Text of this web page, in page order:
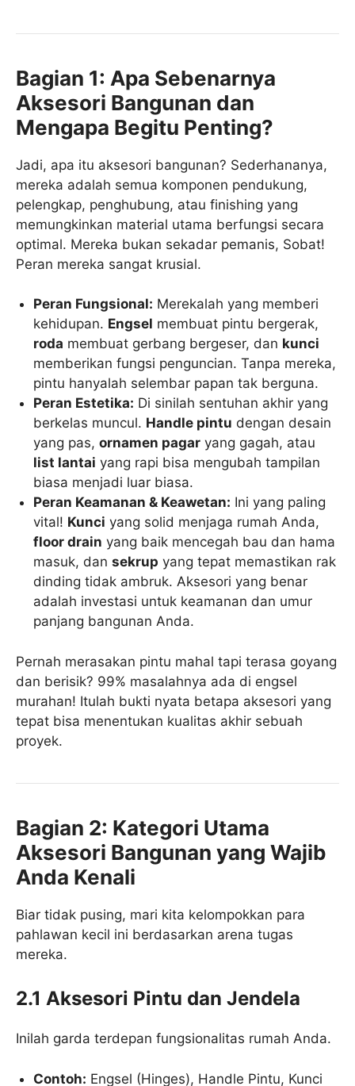
Bagian 1: Apa Sebenarnya
Aksesori Bangunan dan
Mengapa Begitu Penting?
Jadi, apa itu aksesori bangunan? Sederhananya,
mereka adalah semua komponen pendukung,
pelengkap, penghubung, atau finishing yang
memungkinkan material utama berfungsi secara
optimal. Mereka bukan sekadar pemanis, Sobat!
Peran mereka sangat krusial.
Peran Fungsional: Merekalah yang memberi
kehidupan. Engsel membuat pintu bergerak,
roda membuat gerbang bergeser, dan kunci
memberikan fungsi penguncian. Tanpa mereka,
pintu hanyalah selembar papan tak berguna.
Peran Estetika: Di sinilah sentuhan akhir yang
berkelas muncul. Handle pintu dengan desain
yang pas,ornamen pagar yang gagah, atau
list lantai yang rapi bisa mengubah tampilan
biasa menjadi luar biasa.
Peran Keamanan & Keawetan: Ini yang paling
vital! Kunci yang solid menjaga rumah Anda,
floor drain yang baik mencegah bau dan hama
masuk, dansekrup yang tepat memastikan rak
dinding tidak ambruk. Aksesori yang benar
adalah investasi untuk keamanan dan umur
panjang bangunan Anda.
Pernah merasakan pintu mahal tapi terasa goyang
dan berisik? 99% masalahnya ada di engsel
murahan! Itulah bukti nyata betapa aksesori yang
tepat bisa menentukan kualitas akhir sebuah
proyek.
Bagian 2: Kategori Utama
Aksesori Bangunan yang Wajib
Anda Kenali
Biar tidak pusing, mari kita kelompokkan para
pahlawan kecil ini berdasarkan arena tugas
mereka.
2.1 Aksesori Pintu dan Jendela
Inilah garda terdepan fungsionalitas rumah Anda.
Contoh: Engsel (Hinges), Handle Pintu, Kunci